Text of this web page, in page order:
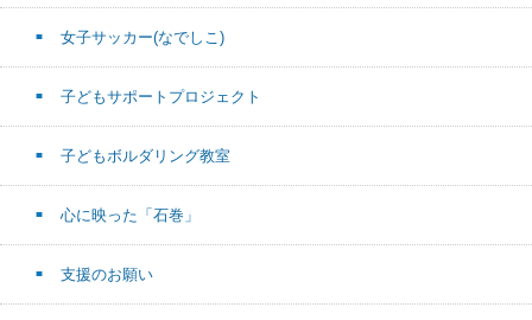
女子サッカー(なでしこ)
子どもサポートプロジェクト
子どもボルダリング教室
心に映った「石巻」
支援のお願い